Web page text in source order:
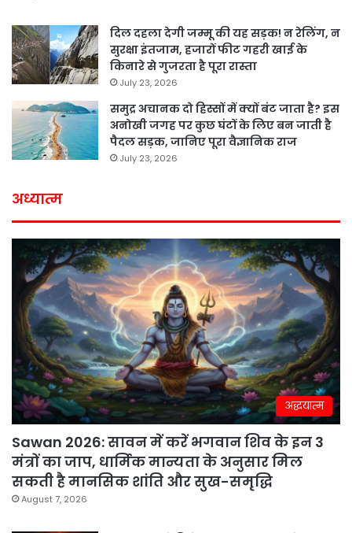
दिल दहला देगी जम्मू की यह सड़क! न रेलिंग, न
सुरक्षा इंतजाम, हजारों फीट गहरी खाई के
किनारे से गुजरता है पूरा रास्ता
July 23, 2026
समुद्र अचानक दो हिस्सों में क्यों बंट जाता है? इस
अनोखी जगह पर कुछ घंटों के लिए बन जाती है
पैदल सड़क, जानिए पूरा वैज्ञानिक राज
July 23, 2026
अध्यात्म
अद्धयात्म
Sawan 2026: सावन में करें भगवान शिव के इन 3
मंत्रों का जाप, धार्मिक मान्यता के अनुसार मिल
सकती है मानसिक शांति और सुख-समृद्धि
August 7, 2026